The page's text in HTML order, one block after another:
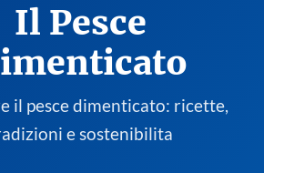
Il Pesce
il pesce dimenticato: ricette,
e sostenibilita